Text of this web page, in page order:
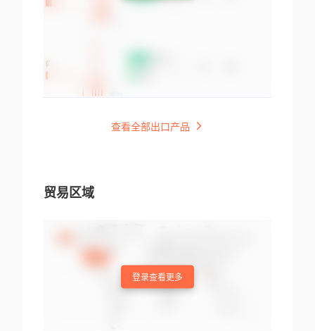
查看全部出口产品
贸易区域
登录查看更多